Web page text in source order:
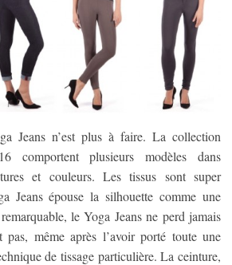
Jeans n’est plus à faire. La collection
comportent plusieurs modèles dans
et couleurs. Les tissus sont super
Jeans épouse la silhouette comme une
le Yoga Jeans ne perd jamais
pas, même après l’avoir porté toute une
de tissage particulière. La ceinture,